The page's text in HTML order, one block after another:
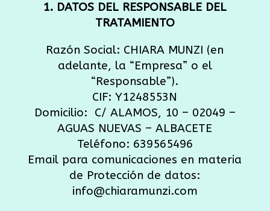
1. DATOS DEL RESPONSABLE DEL
TRATAMIENTO
Razón Social: CHIARA MUNZI (en
adelante, la “Empresa” o el
“Responsable”).
CIF: Y1248553N
Domicilio:
C/ ALAMOS, 10 – 02049 –
AGUAS NUEVAS – ALBACETE
Teléfono: 639565496
Email para comunicaciones en materia
de Protección de datos:
info@chiaramunzi.com